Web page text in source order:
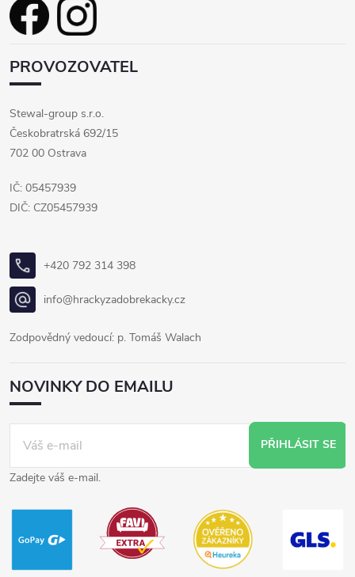
PROVOZOVATEL
Stewal-group s.r.o.
Českobratrská 692/15
702 00 Ostrava
IČ: 05457939
DIČ: CZ05457939
+420 792 314 398
info@hrackyzadobrekacky.cz
Zodpovědný vedoucí: p. Tomáš Walach
NOVINKY DO EMAILU
PŘIHLÁSIT SE
Zadejte váš e-mail.